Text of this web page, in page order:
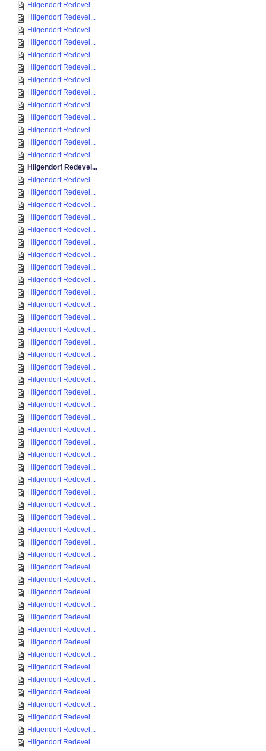
Hilgendorf Redevel...
Hilgendorf Redevel...
Hilgendorf Redevel...
Hilgendorf Redevel...
Hilgendorf Redevel...
Hilgendorf Redevel...
Hilgendorf Redevel...
Hilgendorf Redevel...
Hilgendorf Redevel...
Hilgendorf Redevel...
Hilgendorf Redevel...
Hilgendorf Redevel...
Hilgendorf Redevel...
Hilgendorf Redevel...
Hilgendorf Redevel...
Hilgendorf Redevel...
Hilgendorf Redevel...
Hilgendorf Redevel...
Hilgendorf Redevel...
Hilgendorf Redevel...
Hilgendorf Redevel...
Hilgendorf Redevel...
Hilgendorf Redevel...
Hilgendorf Redevel...
Hilgendorf Redevel...
Hilgendorf Redevel...
Hilgendorf Redevel...
Hilgendorf Redevel...
Hilgendorf Redevel...
Hilgendorf Redevel...
Hilgendorf Redevel...
Hilgendorf Redevel...
Hilgendorf Redevel...
Hilgendorf Redevel...
Hilgendorf Redevel...
Hilgendorf Redevel...
Hilgendorf Redevel...
Hilgendorf Redevel...
Hilgendorf Redevel...
Hilgendorf Redevel...
Hilgendorf Redevel...
Hilgendorf Redevel...
Hilgendorf Redevel...
Hilgendorf Redevel...
Hilgendorf Redevel...
Hilgendorf Redevel...
Hilgendorf Redevel...
Hilgendorf Redevel...
Hilgendorf Redevel...
Hilgendorf Redevel...
Hilgendorf Redevel...
Hilgendorf Redevel...
Hilgendorf Redevel...
Hilgendorf Redevel...
Hilgendorf Redevel...
Hilgendorf Redevel...
Hilgendorf Redevel...
Hilgendorf Redevel...
Hilgendorf Redevel...
Hilgendorf Redevel...